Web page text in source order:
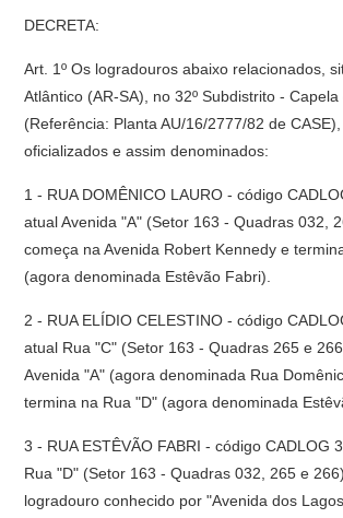
DECRETA:
Art. 1º Os logradouros abaixo relacionados,
Atlântico (AR-SA), no 32º Subdistrito -
(Referência: Planta AU/16/2777/82 de
oficializados e assim denominados:
1 - RUA DOMÊNICO LAURO - código
atual Avenida "A" (Setor 163 - Quadras 032,
começa na Avenida Robert Kennedy e
(agora denominada Estêvão Fabri).
2 - RUA ELÍDIO CELESTINO - código
atual Rua "C" (Setor 163 - Quadras 265 e
Avenida "A" (agora denominada Rua
termina na Rua "D" (agora denominada
3 - RUA ESTÊVÃO FABRI - código CADLOG
Rua "D" (Setor 163 - Quadras 032, 265 e
logradouro conhecido por "Avenida dos